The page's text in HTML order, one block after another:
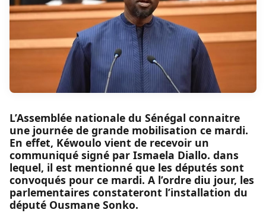
L’Assemblée nationale du Sénégal connaitre
une journée de grande mobilisation ce mardi.
En effet, Kéwoulo vient de recevoir un
communiqué signé par Ismaela Diallo. dans
lequel, il est mentionné que les députés sont
convoqués pour ce mardi. A l’ordre diu jour, les
parlementaires constateront l’installation du
député Ousmane Sonko.